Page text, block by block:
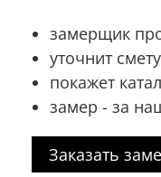
замерщик
уточнит смету
покажет
замер - за
Заказать